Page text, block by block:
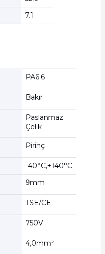
7.1
PA6.6
Bakır
Paslanmaz
Çelik
Pirinç
-40°C,+140°C
9mm
TSE/CE
750V
4,0mm²